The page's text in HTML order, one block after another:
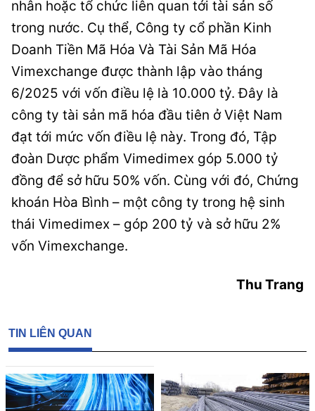
nhân hoặc tổ chức liên quan tới tài sản số
trong nước. Cụ thể, Công ty cổ phần Kinh
Doanh Tiền Mã Hóa Và Tài Sản Mã Hóa
Vimexchange được thành lập vào tháng
6/2025 với vốn điều lệ là 10.000 tỷ. Đây là
công ty tài sản mã hóa đầu tiên ở Việt Nam
đạt tới mức vốn điều lệ này. Trong đó, Tập
đoàn Dược phẩm Vimedimex góp 5.000 tỷ
đồng để sở hữu 50% vốn. Cùng với đó, Chứng
khoán Hòa Bình – một công ty trong hệ sinh
thái Vimedimex – góp 200 tỷ và sở hữu 2%
vốn Vimexchange.
Thu Trang
TIN LIÊN QUAN